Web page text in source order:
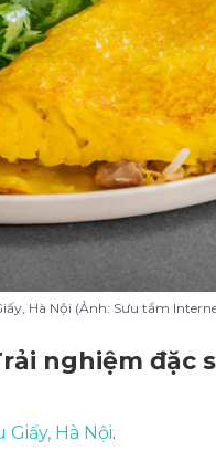
Hà Nội (Ảnh: Sưu tầm
nghiệm đặc
Giấy, Hà Nội.